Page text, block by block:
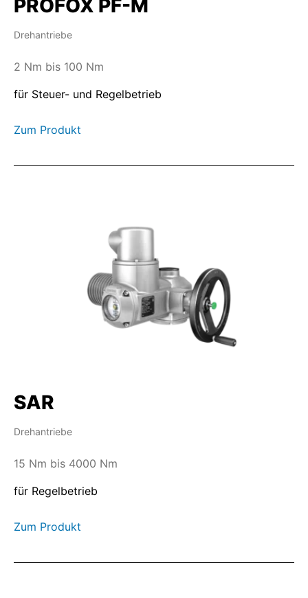
PROFOX PF-M
Drehantriebe
2 Nm bis 100 Nm
für Steuer- und Regelbetrieb
Zum Produkt
SAR
Drehantriebe
15 Nm bis 4000 Nm
für Regelbetrieb
Zum Produkt